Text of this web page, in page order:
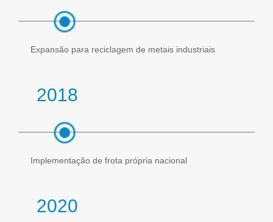
Expansão para reciclagem de metais industriais
2018
Implementação de frota própria nacional
2020